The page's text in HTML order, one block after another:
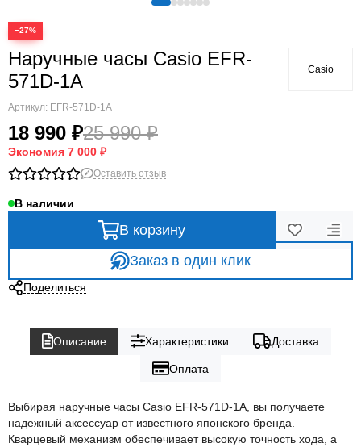
−27%
Наручные часы Casio EFR-
571D-1A
Артикул: EFR-571D-1A
18 990 ₽25 990 ₽
Экономия 7 000 ₽
Casio
Оставить отзыв
В наличии
В корзину
Заказ в один клик
Поделиться
Описание Характеристики Доставка
Оплата
Выбирая наручные часы Casio EFR-571D-1A, вы получаете
надежный аксессуар от известного японского бренда.
Кварцевый механизм обеспечивает высокую точность хода, а